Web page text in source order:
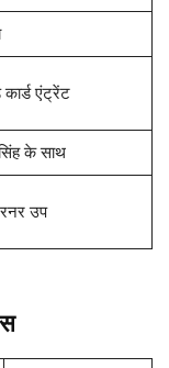
कार्ड एंट्रेंट
के साथ
उप